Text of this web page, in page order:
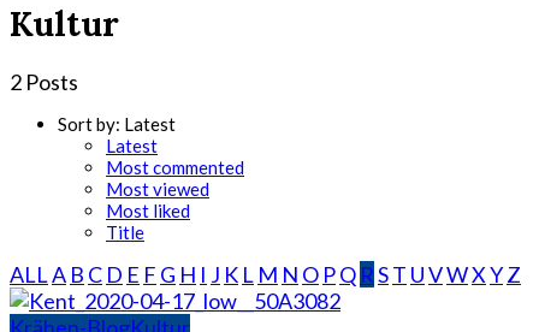
Kultur
2 Posts
Sort by: Latest
Latest
Most commented
Most viewed
Most liked
Title
ALLA B C D E F G H I J K L M N O PQ RST UVWXYZ
Krähen-BlogKultur